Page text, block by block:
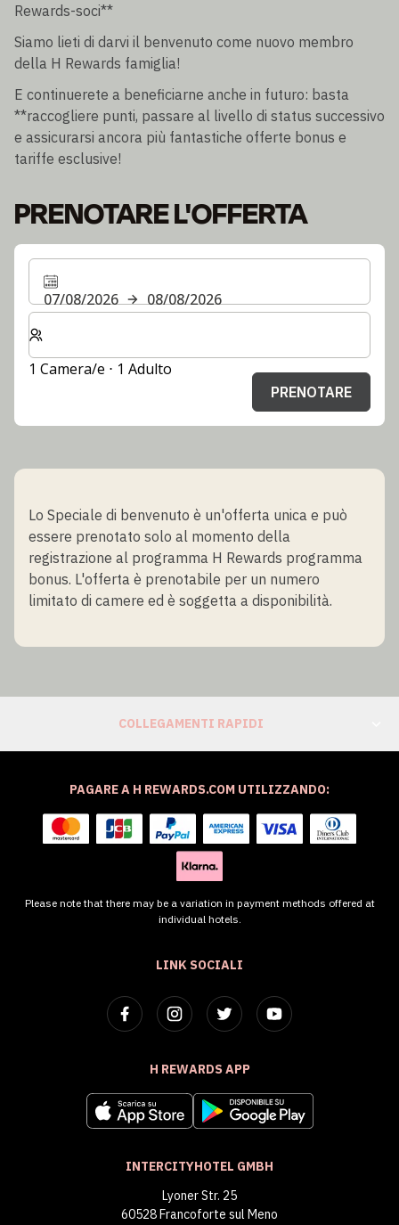
Rewards-soci**
Siamo lieti di darvi il benvenuto come nuovo membro
della H Rewards famiglia!
E continuerete a beneficiarne anche in futuro: basta
**raccogliere punti, passare al livello di status successivo
e assicurarsi ancora più fantastiche offerte bonus e
tariffe esclusive!
PRENOTARE L'OFFERTA
07/08/2026
08/08/2026
Selezionare il numero di camere e di ospiti per il
1 Camera/e ⋅ 1 Adulto
PRENOTARE
Lo Speciale di benvenuto è un'offerta unica e può
essere prenotato solo al momento della
registrazione al programma H Rewards programma
bonus. L'offerta è prenotabile per un numero
limitato di camere ed è soggetta a disponibilità.
COLLEGAMENTI RAPIDI
LINK SOCIALI
H REWARDS APP
INTERCITYHOTEL GMBH
Lyoner Str. 25
60528 Francoforte sul Meno
PAGARE A H REWARDS.COM UTILIZZANDO:
Please note that there may be a variation in payment methods offered at
individual hotels.